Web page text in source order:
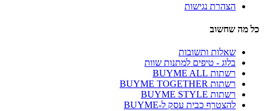
הצהרת נגישות
כל מה שחשוב
שאלות ותשובות
בלוג - טיפים למתנות שוות
רשתות BUYME ALL
רשתות BUYME TOGETHER
רשתות BUYME STYLE
להצטרף כבית עסק ל-BUYME